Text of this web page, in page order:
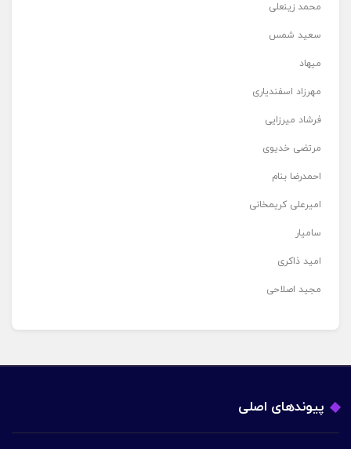
محمد زینعلی
سعید شمس
میهاد
مهرزاد اسفندیاری
فرشاد میرزایی
مرتضی خدیوی
احمدرضا بنام
امیرعلی کریمخانی
سامیار
امید ذاکری
مجید اصلاحی
پیوندهای اصلی